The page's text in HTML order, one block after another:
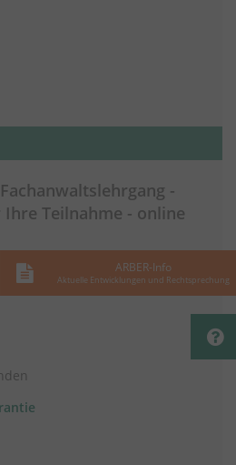
-
Teilnahme - online
ARBER-Info
Aktuelle Entwicklungen und Rechtsprechung